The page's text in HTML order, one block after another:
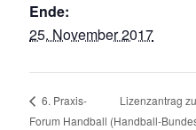
Ende:
25. November 2017
6. Praxis-
Forum Handball
Lizenzantrag
(Handball-